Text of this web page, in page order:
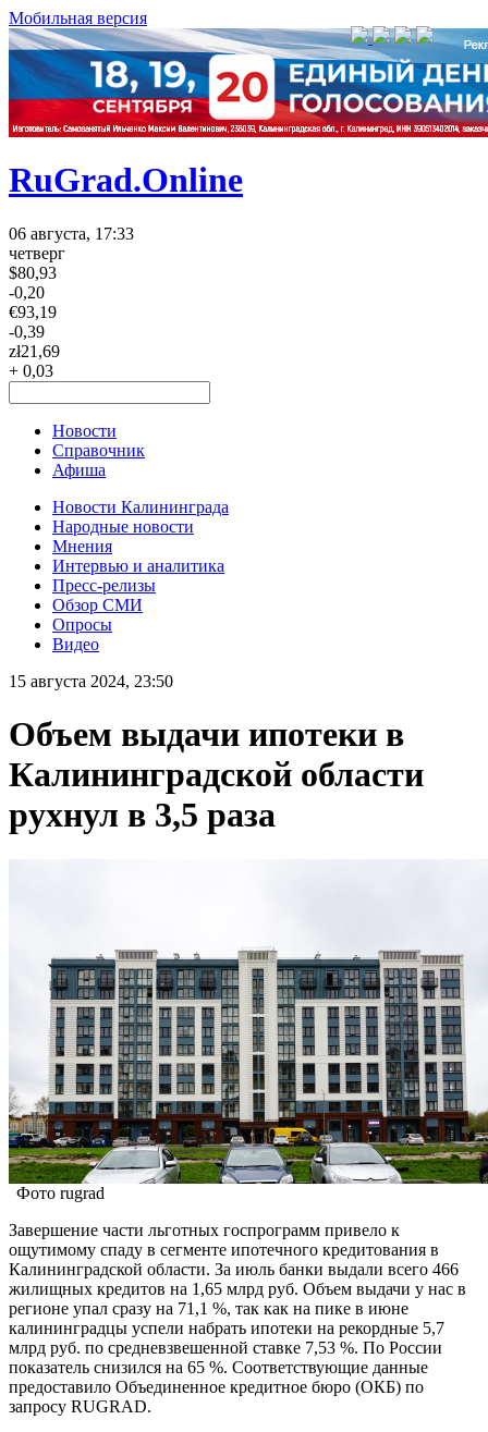
Мобильная версия
RuGrad.Online
06 августа, 17:33
четверг
$80,93
-0,20
€93,19
-0,39
zł21,69
+ 0,03
Новости
Справочник
Афиша
Новости Калининграда
Народные новости
Мнения
Интервью и аналитика
Пресс-релизы
Обзор СМИ
Опросы
Видео
15 августа 2024, 23:50
Объем выдачи ипотеки в
Калининградской области
рухнул в 3,5 раза
Фото rugrad
Завершение части льготных госпрограмм привело к
ощутимому спаду в сегменте ипотечного кредитования в
Калининградской области. За июль банки выдали всего 466
жилищных кредитов на 1,65 млрд руб. Объем выдачи у нас в
регионе упал сразу на 71,1 %, так как на пике в июне
калининградцы успели набрать ипотеки на рекордные 5,7
млрд руб. по средневзвешенной ставке 7,53 %. По России
показатель снизился на 65 %. Соответствующие данные
предоставило Объединенное кредитное бюро (ОКБ) по
запросу RUGRAD.